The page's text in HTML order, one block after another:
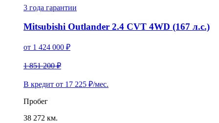
3 года гарантии
Mitsubishi Outlander 2.4 CVT 4WD (167 л.с.)
от 1 424 000 ₽
1 851 200 ₽
В кредит от 17 225 ₽/мес.
Пробег
38 272 км.